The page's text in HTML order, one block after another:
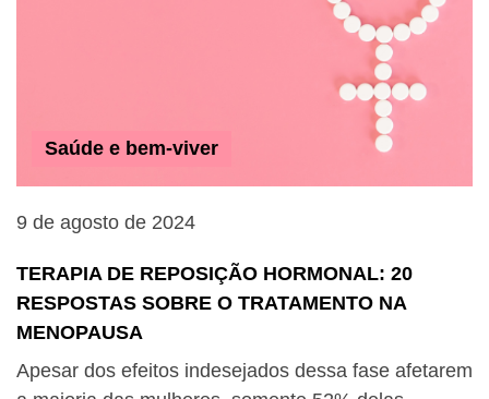
Saúde e bem-viver
9 de agosto de 2024
TERAPIA DE REPOSIÇÃO HORMONAL: 20
RESPOSTAS SOBRE O TRATAMENTO NA
MENOPAUSA
Apesar dos efeitos indesejados dessa fase afetarem